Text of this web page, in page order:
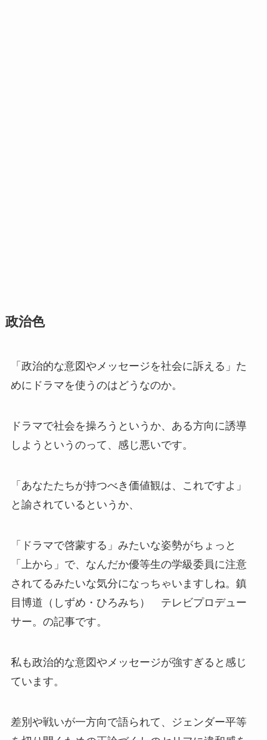
政治色
「政治的な意図やメッセージを社会に訴える」た
めにドラマを使うのはどうなのか。
ドラマで社会を操ろうというか、ある方向に誘導
しようというのって、感じ悪いです。
「あなたたちが持つべき価値観は、これですよ」
と諭されているというか、
「ドラマで啓蒙する」みたいな姿勢がちょっと
「上から」で、なんだか優等生の学級委員に注意
されてるみたいな気分になっちゃいますしね。鎮
目博道（しずめ・ひろみち） テレビプロデュー
サー。の記事です。
私も政治的な意図やメッセージが強すぎると感じ
ています。
差別や戦いが一方向で語られて、ジェンダー平等